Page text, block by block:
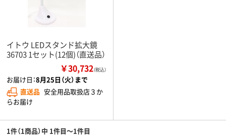
イトウ LEDスタンド拡大鏡
36703 1セット(12個)（直送品）
￥30,732（税込）
お届け日：8月25日（火）まで
直送品 安全用品取扱店３か
らお届け
1件（1商品）中 1件目～1件目